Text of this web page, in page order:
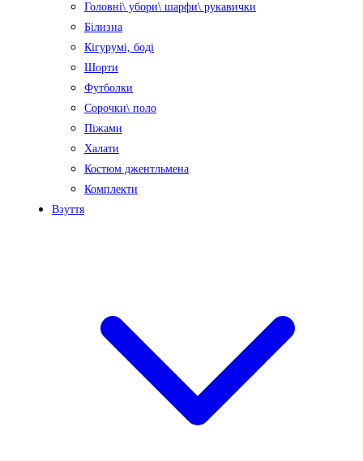
Головні\ убори\ шарфи\ рукавички
Білизна
Кігурумі, боді
Шорти
Футболки
Сорочки\ поло
Піжами
Халати
Костюм джентльмена
Комплекти
Взуття